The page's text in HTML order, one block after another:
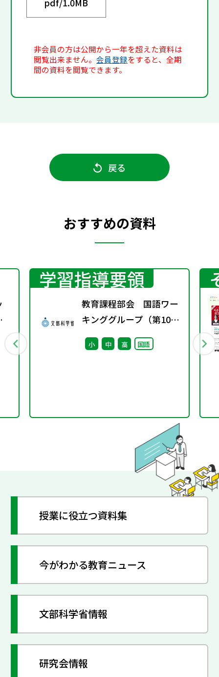
非会員の方は公開から一年を超えた資料は
閲覧出来ません。会員登録をすると、全期
間の資料を閲覧できます。
戻る
おすすめの資料
学習指導要領
教育課程部会 国語ワー
キンググループ（第10
回） 配付資料
小 中 高 国語
授業に役立つ資料集
今がわかる教育ニュース
文部科学省情報
研究会情報